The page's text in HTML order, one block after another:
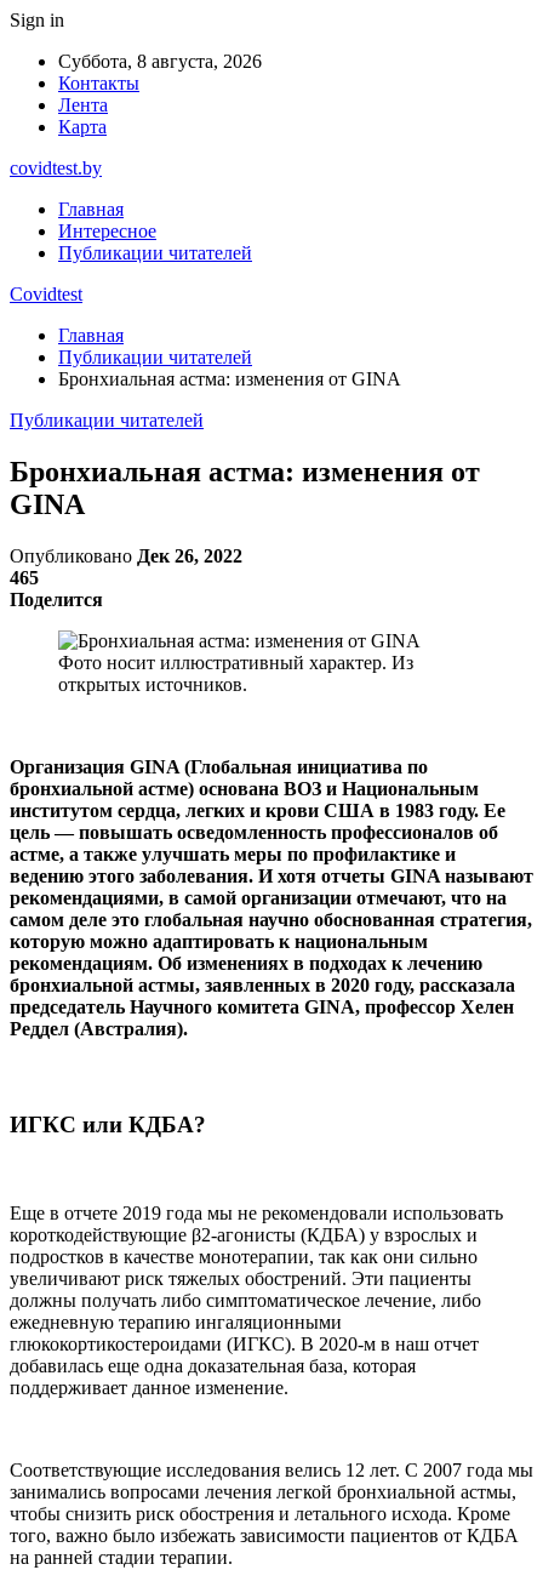
Sign in
Суббота, 8 августа, 2026
Контакты
Лента
Карта
covidtest.by
Главная
Интересное
Публикации читателей
Covidtest
Главная
Публикации читателей
Бронхиальная астма: изменения от GINA
Публикации читателей
Бронхиальная астма: изменения от
GINA
Опубликовано Дек 26, 2022
465
Поделится
Фото носит иллюстративный характер. Из
открытых источников.
Организация GINA (Глобальная инициатива по
бронхиальной астме) основана ВОЗ и Национальным
институтом сердца, легких и крови США в 1983 году. Ее
цель — повышать осведомленность профессионалов об
астме, а также улучшать меры по профилактике и
ведению этого заболевания. И хотя отчеты GINA называют
рекомендациями, в самой организации отмечают, что на
самом деле это глобальная научно обоснованная стратегия,
которую можно адаптировать к национальным
рекомендациям. Об изменениях в подходах к лечению
бронхиальной астмы, заявленных в 2020 году, рассказала
председатель Научного комитета GINA, профессор Хелен
Реддел (Австралия).
ИГКС или КДБА?
Еще в отчете 2019 года мы не рекомендовали использовать
короткодействующие β2-агонисты (КДБА) у взрослых и
подростков в качестве монотерапии, так как они сильно
увеличивают риск тяжелых обострений. Эти пациенты
должны получать либо симптоматическое лечение, либо
ежедневную терапию ингаляционными
глюкокортикостероидами (ИГКС). В 2020-м в наш отчет
добавилась еще одна доказательная база, которая
поддерживает данное изменение.
Соответствующие исследования велись 12 лет. С 2007 года мы
занимались вопросами лечения легкой бронхиальной астмы,
чтобы снизить риск обострения и летального исхода. Кроме
того, важно было избежать зависимости пациентов от КДБА
на ранней стадии терапии.